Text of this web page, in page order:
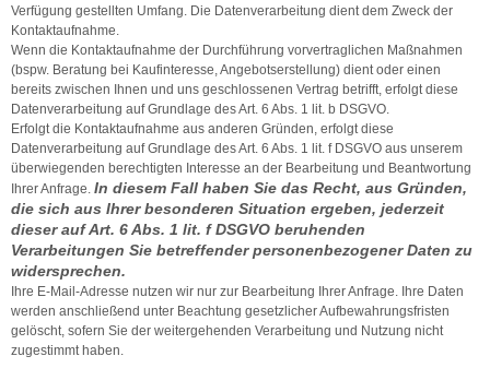
Verfügung gestellten Umfang. Die Datenverarbeitung dient dem Zweck der
Kontaktaufnahme.
Wenn die Kontaktaufnahme der Durchführung vorvertraglichen Maßnahmen
(bspw. Beratung bei Kaufinteresse, Angebotserstellung) dient oder einen
bereits zwischen Ihnen und uns geschlossenen Vertrag betrifft, erfolgt diese
Datenverarbeitung auf Grundlage des Art. 6 Abs. 1 lit. b DSGVO.
Erfolgt die Kontaktaufnahme aus anderen Gründen, erfolgt diese
Datenverarbeitung auf Grundlage des Art. 6 Abs. 1 lit. f DSGVO aus unserem
überwiegenden berechtigten Interesse an der Bearbeitung und Beantwortung
Ihrer Anfrage. In diesem Fall haben Sie das Recht, aus Gründen,
die sich aus Ihrer besonderen Situation ergeben, jederzeit
dieser auf Art. 6 Abs. 1 lit. f DSGVO beruhenden
Verarbeitungen Sie betreffender personenbezogener Daten zu
widersprechen.
Ihre E-Mail-Adresse nutzen wir nur zur Bearbeitung Ihrer Anfrage. Ihre Daten
werden anschließend unter Beachtung gesetzlicher Aufbewahrungsfristen
gelöscht, sofern Sie der weitergehenden Verarbeitung und Nutzung nicht
zugestimmt haben.